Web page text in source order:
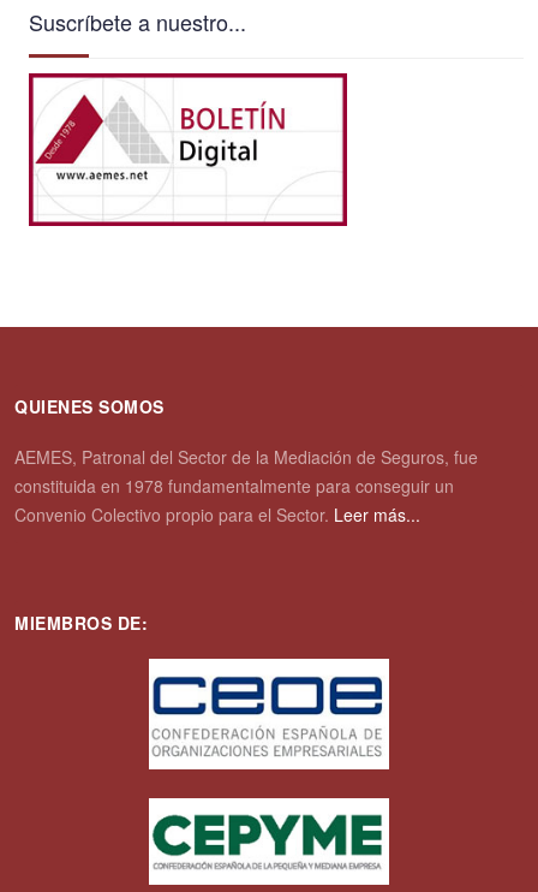
Suscríbete a nuestro...
QUIENES SOMOS
AEMES, Patronal del Sector de la Mediación de Seguros, fue
constituida en 1978 fundamentalmente para conseguir un
Convenio Colectivo propio para el Sector. Leer más...
MIEMBROS DE: